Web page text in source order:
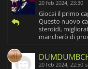
20 feb 2024, 23:30
Giocai il primo
Questo nuovo
steroidi,
mancherò di
20 feb 2024, 22:50